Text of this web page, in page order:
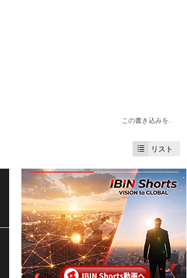
この書き込みを..
リスト